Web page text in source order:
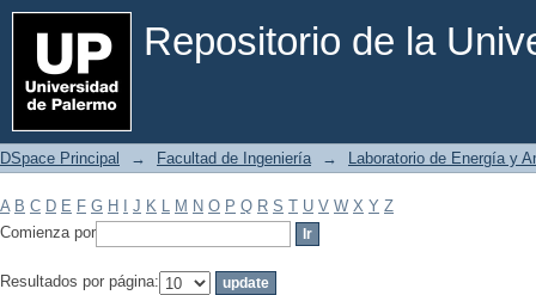
Repositorio de la
Filtrar por: Materia
DSpace Principal → Facultad de Ingeniería → Laboratorio de Energía y
A B C D E F G H J K L M N O P Q R S T U V W X Y Z
Comienza por
Resultados por página: